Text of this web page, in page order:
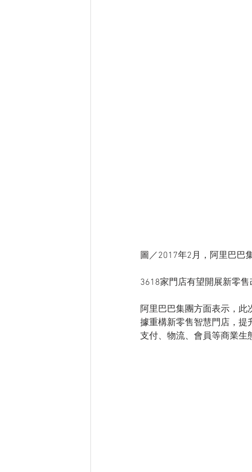
圖／2017年2月，阿里巴巴
3618家門店有望開展新零售
阿里巴巴集團方面表示，
據重構新零售智慧門店，提
支付、物流、會員等商業生